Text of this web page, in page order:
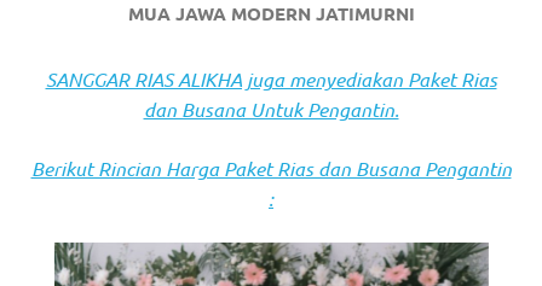
here
https://www.domainwatches.com
visit
MUA JAWA MODERN JATIMURNI
SANGGAR RIAS ALIKHA juga menyediakan Paket Rias
dan Busana Untuk Pengantin.
Berikut Rincian Harga Paket Rias dan Busana Pengantin
: